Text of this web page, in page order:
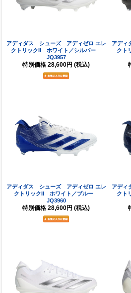
アディダス シューズ アディゼロ エレ
クトリックII ホワイト／シルバー
JQ3957
特別価格 28,600円 (税込)
アディ
クト
アディダス シューズ アディゼロ エレ
クトリックII ホワイト／ブルー
JQ3960
特別価格 28,600円 (税込)
アディ
クト